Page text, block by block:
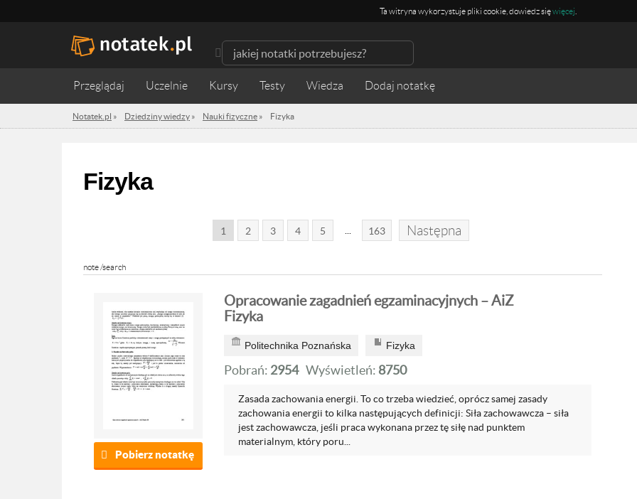
Ta witryna wykorzystuje pliki cookie, dowiedz sięwięcej
Przeglądaj Uczelnie Kursy Testy Wiedza
Notatek.pl » Dziedziny wiedzy » Nauki fizyczne » Fizyka
Fizyka
1 2 3 4 5 163 Następna
note /search
Pobierz notatkę
Opracowanie zagadnień egzaminacyjnych – AiZ
Fizyka
Politechnika Poznańska Fizyka
Pobrań: 2954 Wyświetleń: 8750
Zasada zachowania energii. To co trzeba wiedzieć, oprócz samej zasady
zachowania energii to kilka następujących definicji: Siła zachowawcza – siła
jest zachowawcza, jeśli praca wykonana przez tę siłę nad punktem
materialnym, który poru...